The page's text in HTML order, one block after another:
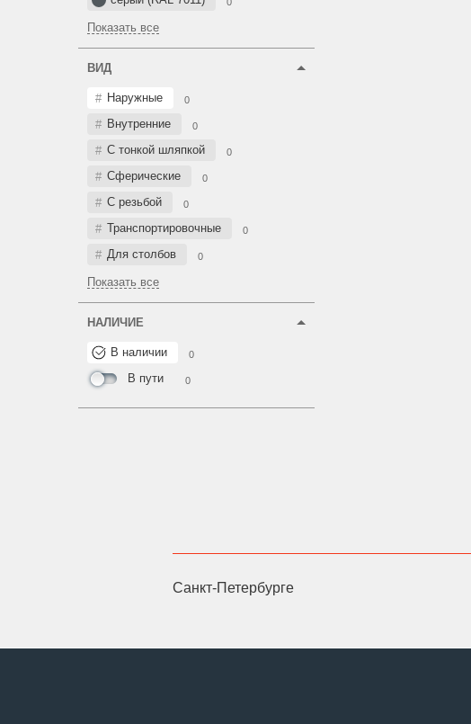
Показать все
ВИД
Наружные 0
Внутренние 0
С тонкой шляпкой 0
Сферические 0
С резьбой 0
Транспортировочные 0
Для столбов 0
Показать все
НАЛИЧИЕ
В наличии 0
В пути 0
Санкт-Петербурге